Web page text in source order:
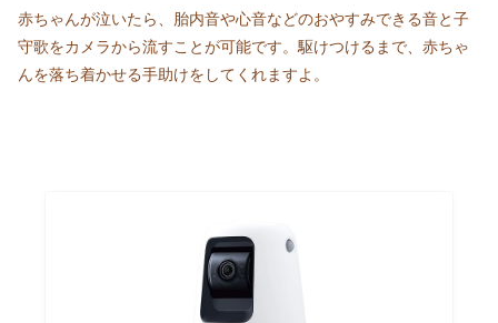
赤ちゃんが泣いたら、胎内音や心音などのおやすみできる音と子
守歌をカメラから流すことが可能です。駆けつけるまで、赤ちゃ
んを落ち着かせる手助けをしてくれますよ。